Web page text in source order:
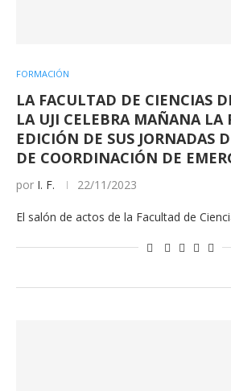
FORMACIÓN
LA FACULTAD DE CIENCIAS
LA UJI CELEBRA MAÑANA LA
EDICIÓN DE SUS JORNADAS
DE COORDINACIÓN DE
por I. F. 22/11/2023
El salón de actos de la Facultad de